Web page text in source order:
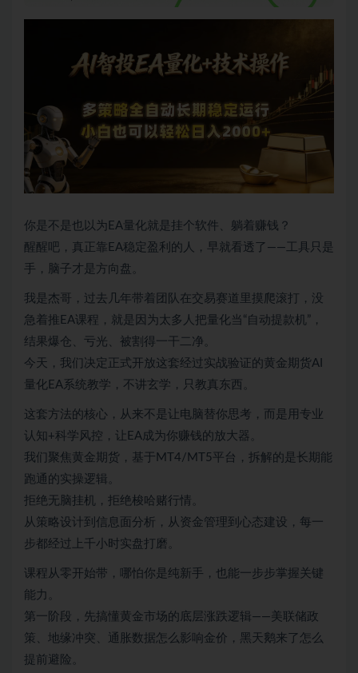
你是不是也以为EA量化就是挂个软件、躺着赚钱？
醒醒吧，真正靠EA稳定盈利的人，早就看透了——工具只是
手，脑子才是方向盘。
我是杰哥，过去几年带着团队在交易赛道里摸爬滚打，没
急着推EA课程，就是因为太多人把量化当“自动提款机”，
结果爆仓、亏光、被割得一干二净。
今天，我们决定正式开放这套经过实战验证的黄金期货AI
量化EA系统教学，不讲玄学，只教真东西。
这套方法的核心，从来不是让电脑替你思考，而是用专业
认知+科学风控，让EA成为你赚钱的放大器。
我们聚焦黄金期货，基于MT4/MT5平台，拆解的是长期能
跑通的实操逻辑。
拒绝无脑挂机，拒绝梭哈赌行情。
从策略设计到信息面分析，从资金管理到心态建设，每一
步都经过上千小时实盘打磨。
课程从零开始带，哪怕你是纯新手，也能一步步掌握关键
能力。
第一阶段，先搞懂黄金市场的底层涨跌逻辑——美联储政
策、地缘冲突、通胀数据怎么影响金价，黑天鹅来了怎么
提前避险。